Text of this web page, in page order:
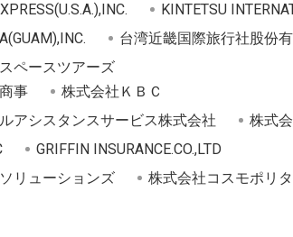
KINTETSU
台湾近畿国際旅行社股份
ペースツアーズ
事
株式会社ＫＢＣ
アシスタンスサービス株式会社
株式
GRIFFIN INSURANCE.CO.,LTD
リューションズ
株式会社コスモポリ